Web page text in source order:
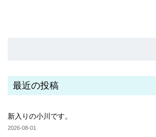
最近の投稿
新入りの小川です。
2026-08-01